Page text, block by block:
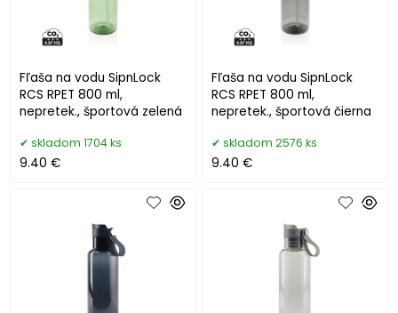
Fľaša na vodu SipnLock
RCS RPET 800 ml,
nepretek., športová zelená
skladom 1704 ks
9.40 €
Fľaša na vodu SipnLock
RCS RPET 800 ml,
nepretek., športová čierna
skladom 2576 ks
9.40 €